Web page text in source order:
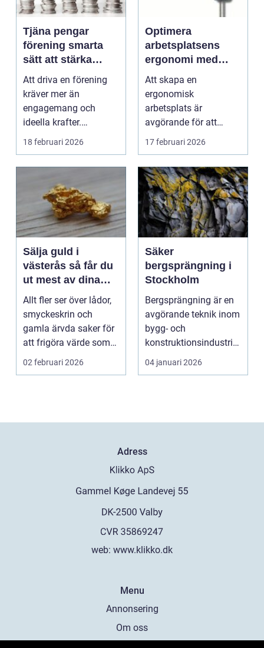
Tjäna pengar
förening smarta
sätt att stärka
kassan utan
krångel
Att driva en förening
kräver mer än
engagemang och
ideella krafter.
Träningshallar ska
18 februari 2026
Optimera
arbetsplatsens
ergonomi med
balansblock
Att skapa en
ergonomisk
arbetsplats är
avgörande för att
främja hälsa och v...
17 februari 2026
Sälja guld i
västerås så får du
ut mest av dina
smycken och mynt
Allt fler ser över lådor,
smyckeskrin och
gamla ärvda saker för
att frigöra värde som
bara ligger he...
02 februari 2026
Säker
bergsprängning i
Stockholm
Bergsprängning är en
avgörande teknik inom
bygg- och
konstruktionsindustrin.
Den anv&...
04 januari 2026
Adress
web: www.klikko.dk
Menu
Annonsering
Om oss